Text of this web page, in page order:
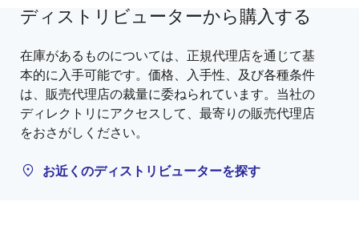
ディストリビューターから購入する
在庫があるものについては、正規代理店を通じて基
本的に入手可能です。価格、入手性、及び各種条件
は、販売代理店の裁量に委ねられています。当社の
ディレクトリにアクセスして、最寄りの販売代理店
をおさがしください。
お近くのディストリビューターを探す